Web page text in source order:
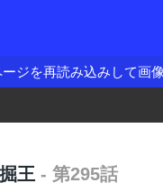
ジを再読み込みして画
王 - 第295話